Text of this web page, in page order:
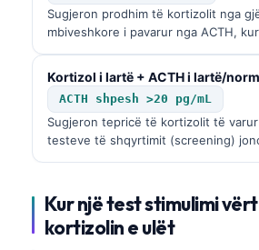
Sugjeron prodhim të kortizolit nga
mbiveshkore i pavarur nga ACTH,
Kortizol i lartë + ACTH i lartë/
ACTH shpesh >20 pg/mL
Sugjeron tepricë të kortizolit të varur
testeve të shqyrtimit (screening)
Kur një test stimulimi
kortizolin e ulët
मराठी
తెలుగు
தமிழ்
ગુજરાતી
ಕನ್ನಡ
മലയാളം
Bahasa Melayu
Tiếng Việt